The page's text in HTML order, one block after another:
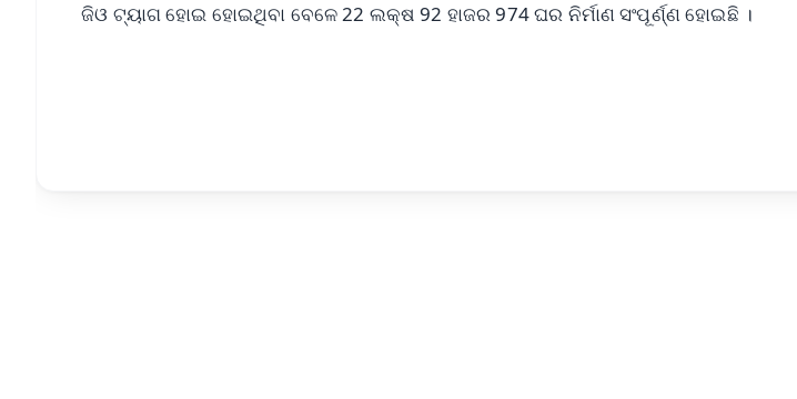
ଜିଓ ଟ୍ୟାଗ ହୋଇ ହୋଇଥିବା ବେଳେ 22 ଲକ୍ଷ 92 ହାଜର 974 ଘର ନିର୍ମାଣ ସଂପୂର୍ଣ୍ଣ ହୋଇଛି ।